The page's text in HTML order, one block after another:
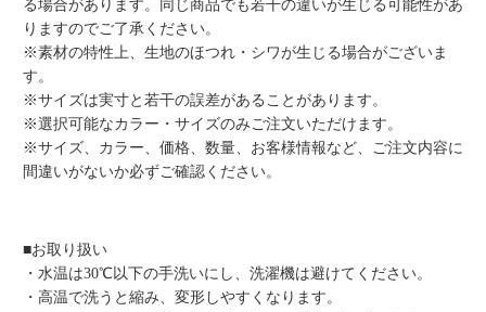
※素材の特性上、生地のほつれ・シワが生じる場合がございま
す。
※サイズは実寸と若干の誤差があることがあります。
※選択可能なカラー・サイズのみご注文いただけます。
※サイズ、カラー、価格、数量、お客様情報など、ご注文内容に
間違いがないか必ずご確認ください。
・高温で洗うと縮み、変形しやすくなります。
・サイズや色味に若干の個体差が生じる場合がございます。
・漂白剤は使用しないでください。